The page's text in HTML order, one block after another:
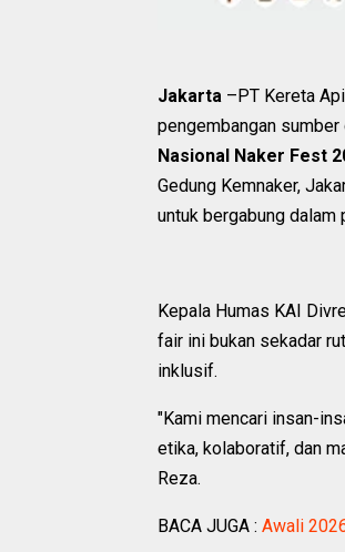
Jakarta –PT Kereta
pengembangan
Nasional Naker Fest
Gedung Kemnaker,
untuk bergabung
Kepala Humas KAI
fair ini bukan sekadar
inklusif.
"Kami mencari insan-
etika, kolaboratif, dan
Reza.
BACA JUGA : Awali